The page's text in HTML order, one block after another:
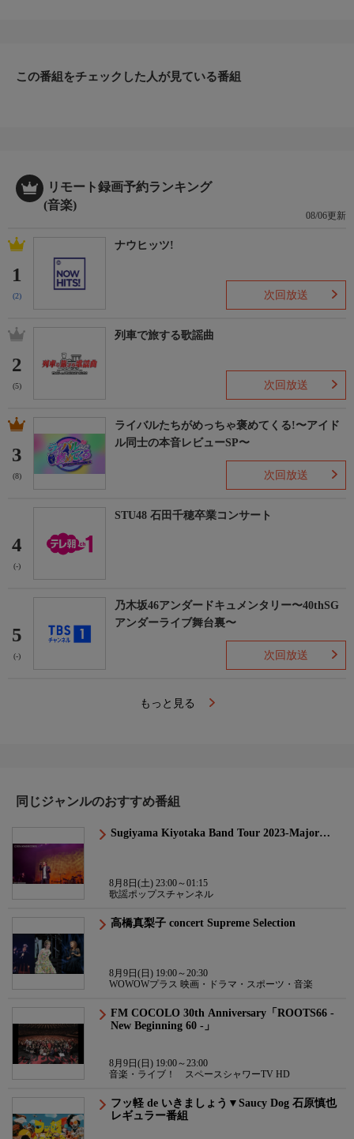
この番組をチェックした人が見ている番組
リモート録画予約ランキング
(音楽)
08/06更新
1
(2)
ナウヒッツ!
次回放送
2
(5)
列車で旅する歌謡曲
次回放送
3
(8)
ライバルたちがめっちゃ褒めてくる!〜アイド
ル同士の本音レビューSP〜
次回放送
4
(-)
STU48 石田千穂卒業コンサート
5
(-)
乃木坂46アンダードキュメンタリー〜40thSG
アンダーライブ舞台裏〜
次回放送
もっと見る
同じジャンルのおすすめ番組
Sugiyama Kiyotaka Band Tour 2023-Major…
8月8日(土) 23:00～01:15
歌謡ポップスチャンネル
高橋真梨子 concert Supreme Selection
8月9日(日) 19:00～20:30
WOWOWプラス 映画・ドラマ・スポーツ・音楽
FM COCOLO 30th Anniversary「ROOTS66 -
New Beginning 60 -」
8月9日(日) 19:00～23:00
音楽・ライブ！ スペースシャワーTV HD
フッ軽 de いきましょう▼Saucy Dog 石原慎也
レギュラー番組